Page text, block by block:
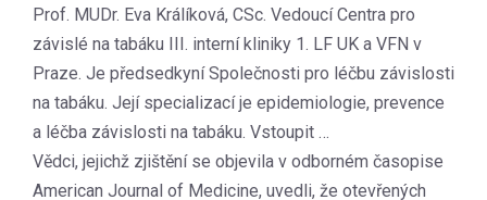
Prof. MUDr. Eva Králíková, CSc. Vedoucí Centra pro
závislé na tabáku III. interní kliniky 1. LF UK a VFN v
Praze. Je předsedkyní Společnosti pro léčbu závislosti
na tabáku. Její specializací je epidemiologie, prevence
a léčba závislosti na tabáku. Vstoupit …
Vědci, jejichž zjištění se objevila v odborném časopise
American Journal of Medicine, uvedli, že otevřených